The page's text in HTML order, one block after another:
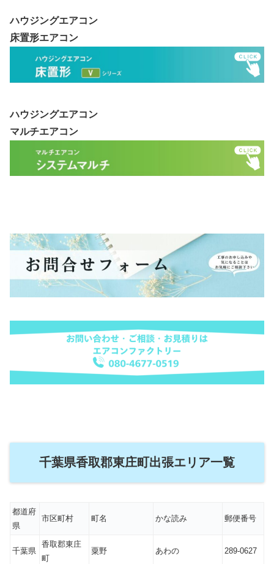
ハウジングエアコン
床置形エアコン
ハウジングエアコン
マルチエアコン
千葉県香取郡東庄町出張エリア一覧
都道府
県
市区町村 町名 かな読み 郵便番号
千葉県
香取郡東庄
町
粟野 あわの 289-0627